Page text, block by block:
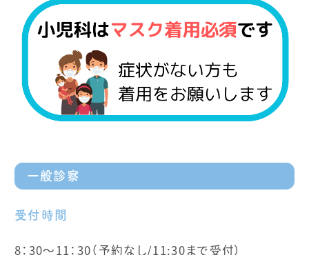
一般診察
受付時間
8：30～11：30（予約なし/11:30まで受付）